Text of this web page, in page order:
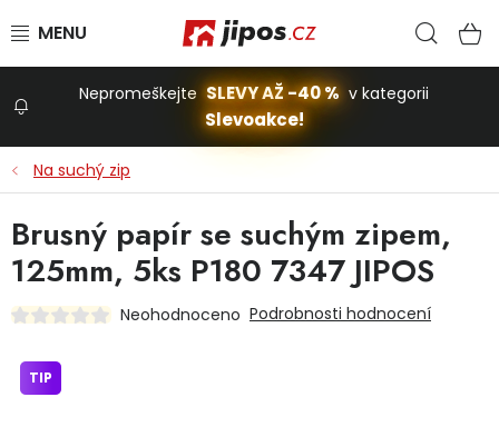
Stavba a dům
Nepromeškejte SLEVY AŽ -40 % v kategorii
Slevoakce!
Na suchý zip
Brusný papír se suchým zipem,
125mm, 5ks P180 7347 JIPOS
Neohodnoceno Podrobnosti hodnocení
TIP